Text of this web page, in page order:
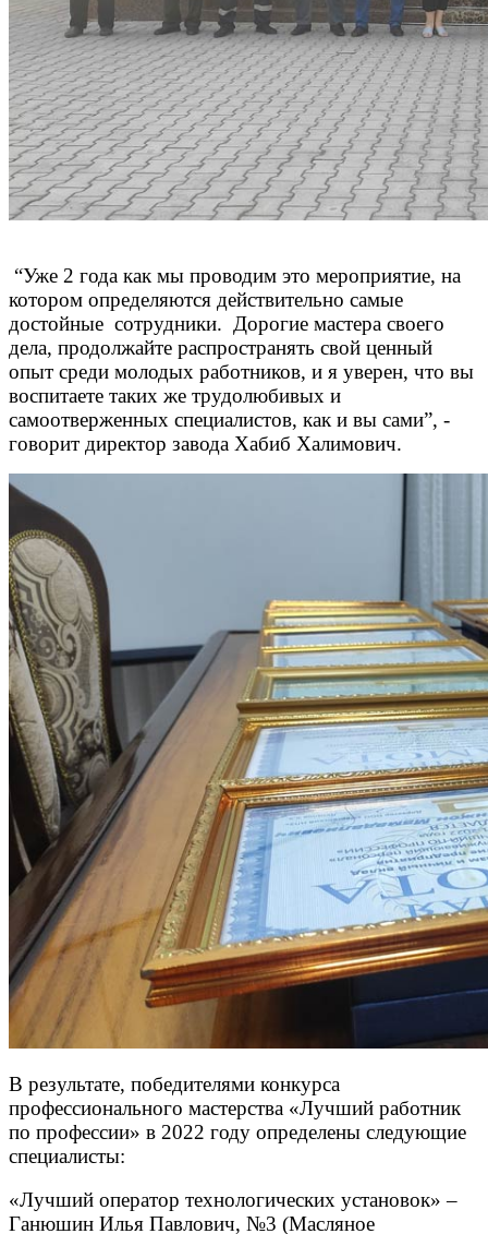
“Уже 2 года как мы проводим это мероприятие, на
котором определяются действительно самые
достойные сотрудники. Дорогие мастера своего
дела, продолжайте распространять свой ценный
опыт среди молодых работников, и я уверен, что вы
воспитаете таких же трудолюбивых и
самоотверженных специалистов, как и вы сами”, -
говорит директор завода Хабиб Халимович.
В результате, победителями конкурса
профессионального мастерства «Лучший работник
по профессии» в 2022 году определены следующие
специалисты:
«Лучший оператор технологических установок» –
Ганюшин Илья Павлович, №3 (Масляное